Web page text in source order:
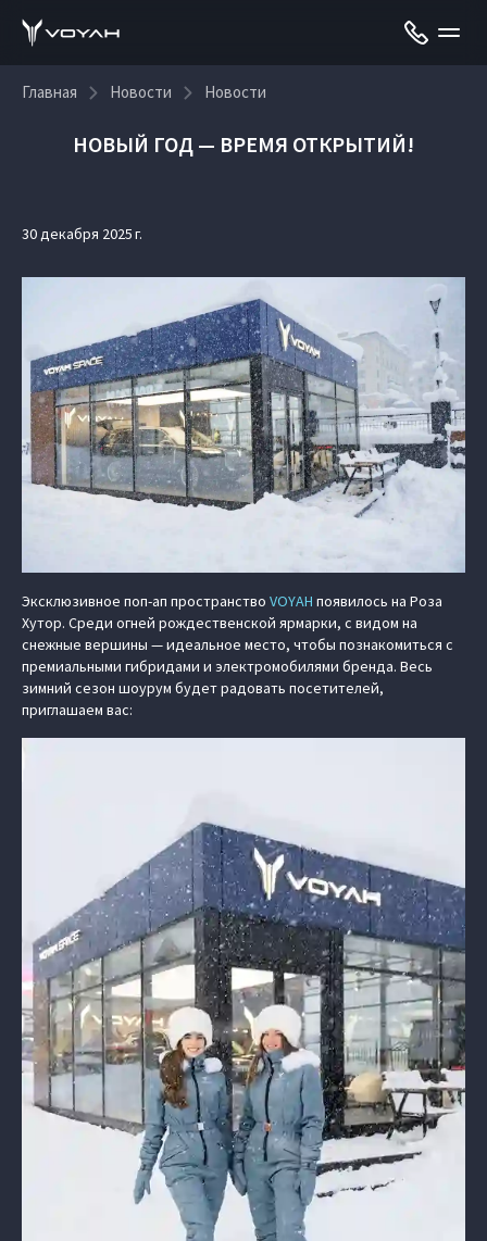
Главная Новости Новости
НОВЫЙ ГОД — ВРЕМЯ ОТКРЫТИЙ!
30 декабря 2025 г.
Эксклюзивное поп‑ап пространство VOYAH появилось на Роза
Хутор. Среди огней рождественской ярмарки, с видом на
снежные вершины — идеальное место, чтобы познакомиться с
премиальными гибридами и электромобилями бренда. Весь
зимний сезон шоурум будет радовать посетителей,
приглашаем вас: